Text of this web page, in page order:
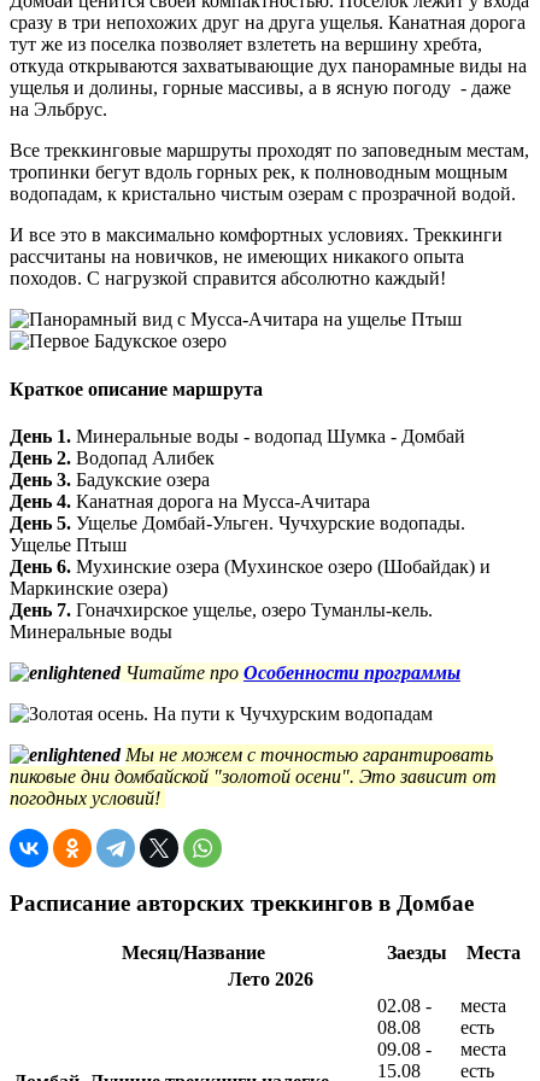
сразу в три непохожих друг на друга ущелья. Канатная дорога
тут же из поселка позволяет взлететь на вершину хребта,
откуда открываются захватывающие дух панорамные виды на
ущелья и долины, горные массивы, а в ясную погоду - даже
на Эльбрус.
Все треккинговые маршруты проходят по заповедным местам,
тропинки бегут вдоль горных рек, к полноводным мощным
водопадам, к кристально чистым озерам с прозрачной водой.
И все это в максимально комфортных условиях. Треккинги
рассчитаны на новичков, не имеющих никакого опыта
походов. С нагрузкой справится абсолютно каждый!
Краткое описание маршрута
День 1. Минеральные воды - водопад Шумка - Домбай
День 2. Водопад Алибек
День 3. Бадукские озера
День 4. Канатная дорога на Мусса-Ачитара
День 5. Ущелье Домбай-Ульген. Чучхурские водопады.
Ущелье Птыш
День 6. Мухинские озера (Мухинское озеро (Шобайдак) и
Маркинские озера)
День 7. Гоначхирское ущелье, озеро Туманлы-кель.
Минеральные воды
Читайте про Особенности программы
Мы не можем с точностью гарантировать
пиковые дни домбайской "золотой осени". Это зависит от
погодных условий!
Расписание авторских треккингов в Домбае
Месяц/Название Заезды
Места
Лето 2026
02.08 -
08.08
09.08 -
15.08
места
есть
места
есть